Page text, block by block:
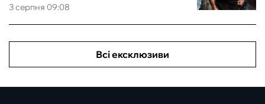
3 серпня 09:08
Всі ексклюзиви